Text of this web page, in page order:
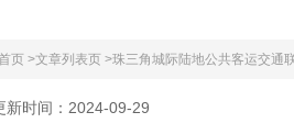
页 >文章列表页 >珠三角城际陆地公共客运交通
新时间：2024-09-29